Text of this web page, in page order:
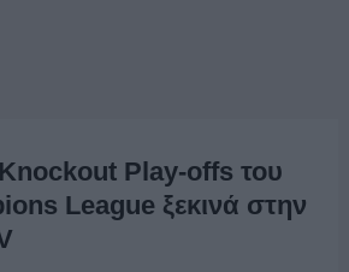
Play-offs του
League ξεκινά στην